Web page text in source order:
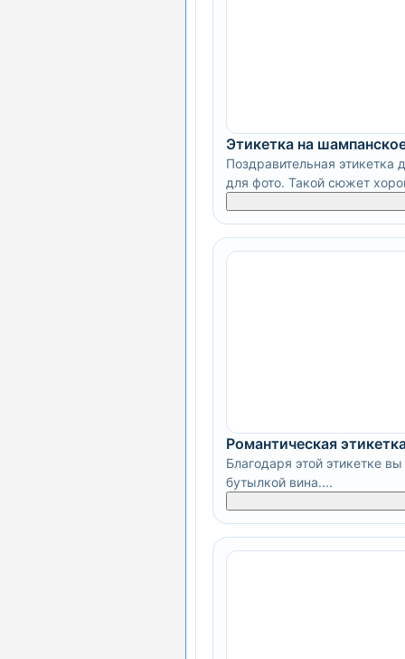
Этикетка на
Поздравительная
для фото. Такой сюжет
Романтическая
Благодаря этой этикетке
бутылкой вина....